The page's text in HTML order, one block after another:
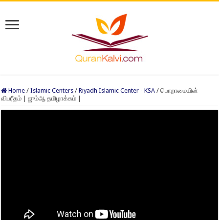
Home / Islamic Centers / Riyadh Islamic Center - KSA / பொறாமையின்
விபரீதம் | ஜும்ஆ தமிழாக்கம் |